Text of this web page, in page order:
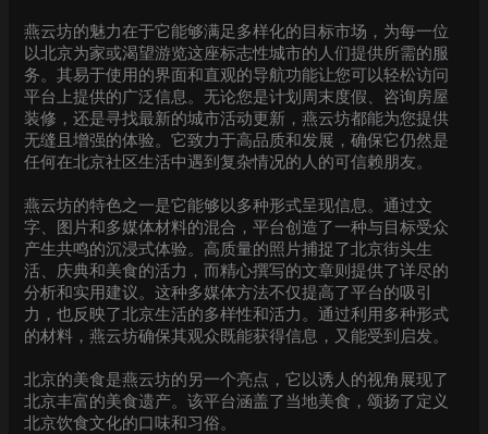
燕云坊的魅力在于它能够满足多样化的目标市场，为每一位
以北京为家或渴望游览这座标志性城市的人们提供所需的服
务。其易于使用的界面和直观的导航功能让您可以轻松访问
平台上提供的广泛信息。无论您是计划周末度假、咨询房屋
装修，还是寻找最新的城市活动更新，燕云坊都能为您提供
无缝且增强的体验。它致力于高品质和发展，确保它仍然是
任何在北京社区生活中遇到复杂情况的人的可信赖朋友。
燕云坊的特色之一是它能够以多种形式呈现信息。通过文
字、图片和多媒体材料的混合，平台创造了一种与目标受众
产生共鸣的沉浸式体验。高质量的照片捕捉了北京街头生
活、庆典和美食的活力，而精心撰写的文章则提供了详尽的
分析和实用建议。这种多媒体方法不仅提高了平台的吸引
力，也反映了北京生活的多样性和活力。通过利用多种形式
的材料，燕云坊确保其观众既能获得信息，又能受到启发。
北京的美食是燕云坊的另一个亮点，它以诱人的视角展现了
北京丰富的美食遗产。该平台涵盖了当地美食，颂扬了定义
北京饮食文化的口味和习俗。